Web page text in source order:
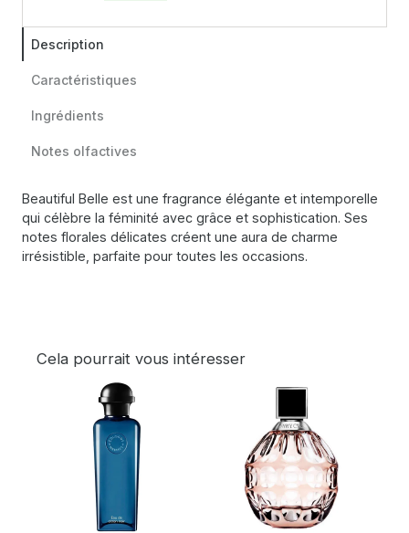
Description
Caractéristiques
Ingrédients
Notes olfactives
Beautiful Belle est une fragrance élégante et intemporelle
qui célèbre la féminité avec grâce et sophistication. Ses
notes florales délicates créent une aura de charme
irrésistible, parfaite pour toutes les occasions.
Cela pourrait vous intéresser